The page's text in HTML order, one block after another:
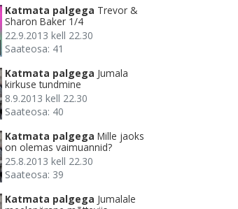
Katmata palgega Trevor &
Sharon Baker 1/4
22.9.2013 kell 22.30
Saateosa: 41
Katmata palgega Jumala
kirkuse tundmine
8.9.2013 kell 22.30
Saateosa: 40
Katmata palgega Mille jaoks
on olemas vaimuannid?
25.8.2013 kell 22.30
Saateosa: 39
Katmata palgega Jumalale